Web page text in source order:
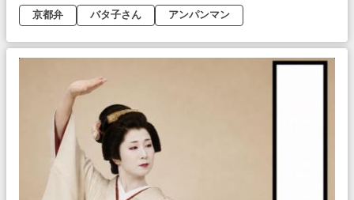
京都弁
バタ子さん アンパンマン